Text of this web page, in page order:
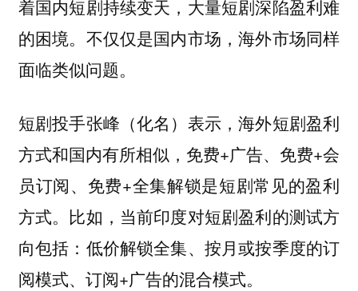
着国内短剧持续变天，大量短剧深陷盈利难
的困境。不仅仅是国内市场，海外市场同样
面临类似问题。
短剧投手张峰（化名）表示，海外短剧盈利
方式和国内有所相似，免费+广告、免费+会
员订阅、免费+全集解锁是短剧常见的盈利
方式。比如，当前印度对短剧盈利的测试方
向包括：低价解锁全集、按月或按季度的订
阅模式、订阅+广告的混合模式。